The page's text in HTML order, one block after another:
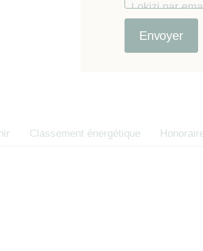
Lokizi par
consentement.
Le
étés
Classement énergétique